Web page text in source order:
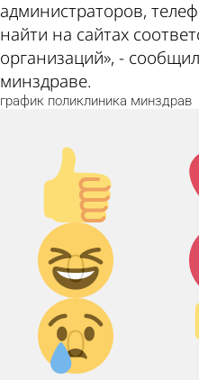
администраторов,
найти на сайтах
организаций», -
минздраве.
график поликлиника минздрав
Палец
вверх!
0
Дикий
смех!
0
Грусть :(